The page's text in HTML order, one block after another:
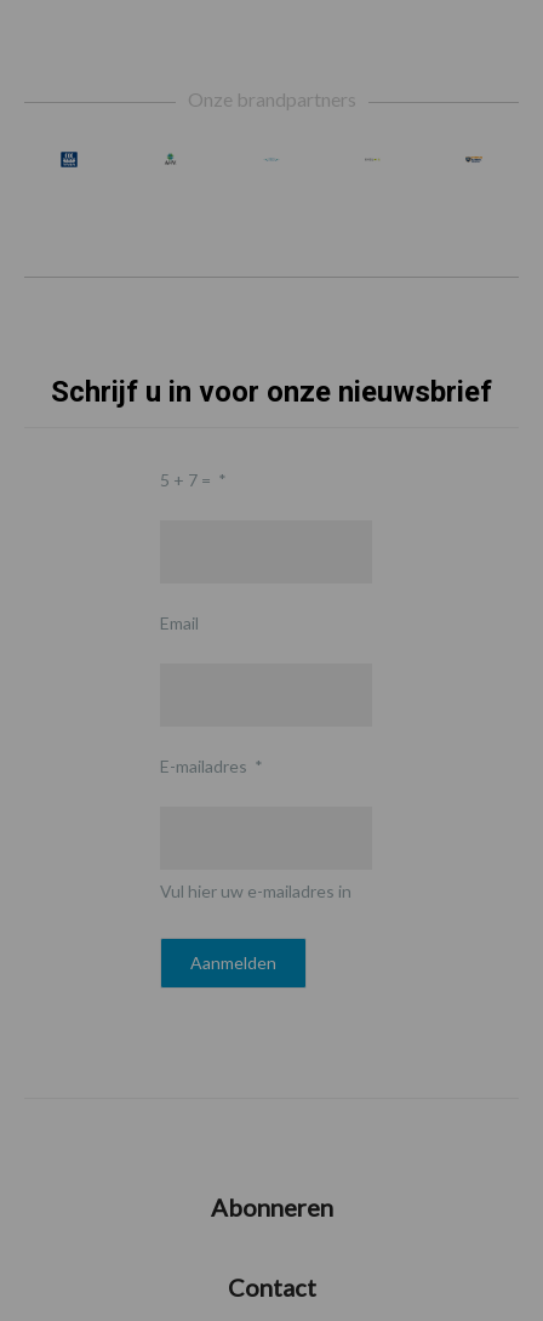
Onze brandpartners
Schrijf u in voor onze nieuwsbrief
5 + 7 = *
Email
E-mailadres *
Vul hier uw e-mailadres in
Abonneren
Contact